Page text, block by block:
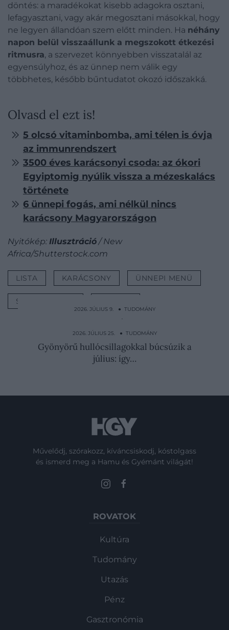
döntés: a maradékokat kisebb adagokra osztani,
lefagyasztani, vagy akár megosztani másokkal, hogy
ne legyen állandóan szem előtt minden. Ha néhány
napon belül visszaállunk a megszokott étkezési
ritmusra, a szervezet könnyebben visszatalál az
egyensúlyhoz, és az ünnep nem válik egy
többhetes, később bűntudatot okozó időszakká.
Olvasd el ezt is!
5 olcsó vitaminbomba, ami télen is óvja
az immunrendszert
3500 éves karácsonyi csoda: az ókori
Egyiptomig nyúlik vissza a mézeskalács
története
6 ünnepi fogás, ami nélkül nincs
karácsony Magyarországon
Nyitókép: Illusztráció/ New
Africa/Shutterstock.com
LISTA KARÁCSONY ÜNNEPI MENÜ
SÚLYFELESLEG
2026. JÚLIUS 9. ● TUDOMÁNY
Most vagyunk a legtávolabb a Naptól,
mégis tombol a hőség…
2026. JÚLIUS 25. ● TUDOMÁNY
Gyönyörű hullócsillagokkal búcsúzik a
július: így…
Művelődj, szórakozz, kíváncsiskodj, kóstolgass
és ismerd meg a Hamu és Gyémánt világát!
ROVATOK
Kultúra
Tudomány
Utazás
Pénz
Gasztronómia